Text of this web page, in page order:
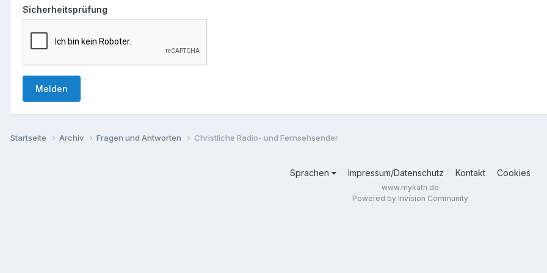
Sicherheitsprüfung
Melden
Startseite Archiv Fragen und Antworten Christliche Radio- und Fernsehsender
Sprachen Impressum/Datenschutz Kontakt Cookies
www.mykath.de
Powered by Invision Community